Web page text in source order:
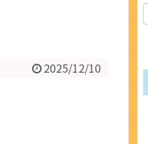
2025/12/10